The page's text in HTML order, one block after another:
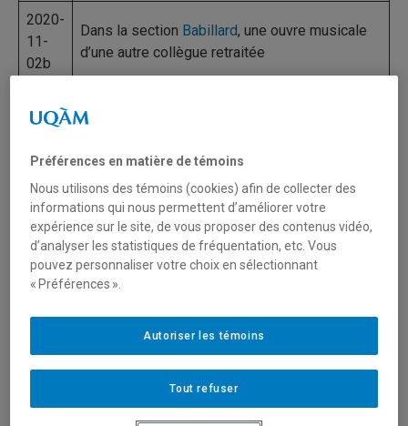
2020-
11-
02b
Dans la section Babillard, une ouvre musicale
d’une autre collègue retraitée
11-
Dans la section
2020-
07-
16d
Dans la section Foire aux questions, une
question du modérateur
2020-
07-
Ajout dans la sectionSanté et vie sociale
07-
Ajout dans la sectionBabillardde nouvelles de
Préférences en matière de témoins
Nous utilisons des témoins (cookies) afin de collecter des
informations qui nous permettent d’améliorer votre
expérience sur le site, de vous proposer des contenus vidéo,
d’analyser les statistiques de fréquentation, etc. Vous
pouvez personnaliser votre choix en sélectionnant
« Préférences ».
Tout refuser
Autoriser les témoins